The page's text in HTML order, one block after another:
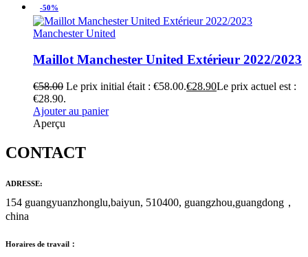
-50%
Manchester United
Maillot Manchester United Extérieur 2022/2023
€58.00 Le prix initial était : €58.00.€28.90Le prix actuel est :
€28.90.
Ajouter au panier
Aperçu
CONTACT
ADRESSE:
154 guangyuanzhonglu,baiyun, 510400, guangzhou,guangdong，
china
Horaires de travail：